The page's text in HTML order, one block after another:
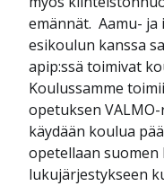
emännät. Aamu-
esikoulun kanssa
apip:ssä toimivat
Koulussamme
opetuksen
käydään koulua
opetellaan
lukujärjestykseen